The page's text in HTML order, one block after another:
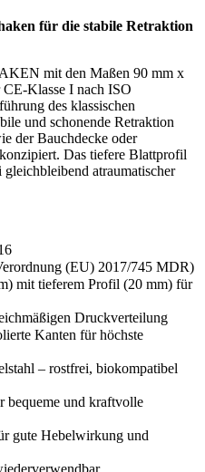
für die stabile Retraktion
mit den Maßen 90 mm x
Klasse I nach ISO
des klassischen
und schonende Retraktion
der Bauchdecke oder
Das tiefere Blattprofil
atraumatischer
(EU) 2017/745 MDR)
mit tieferem Profil (20 mm) für
Druckverteilung
Kanten für höchste
– rostfrei, biokompatibel
bequeme und kraftvolle
gute Hebelwirkung und